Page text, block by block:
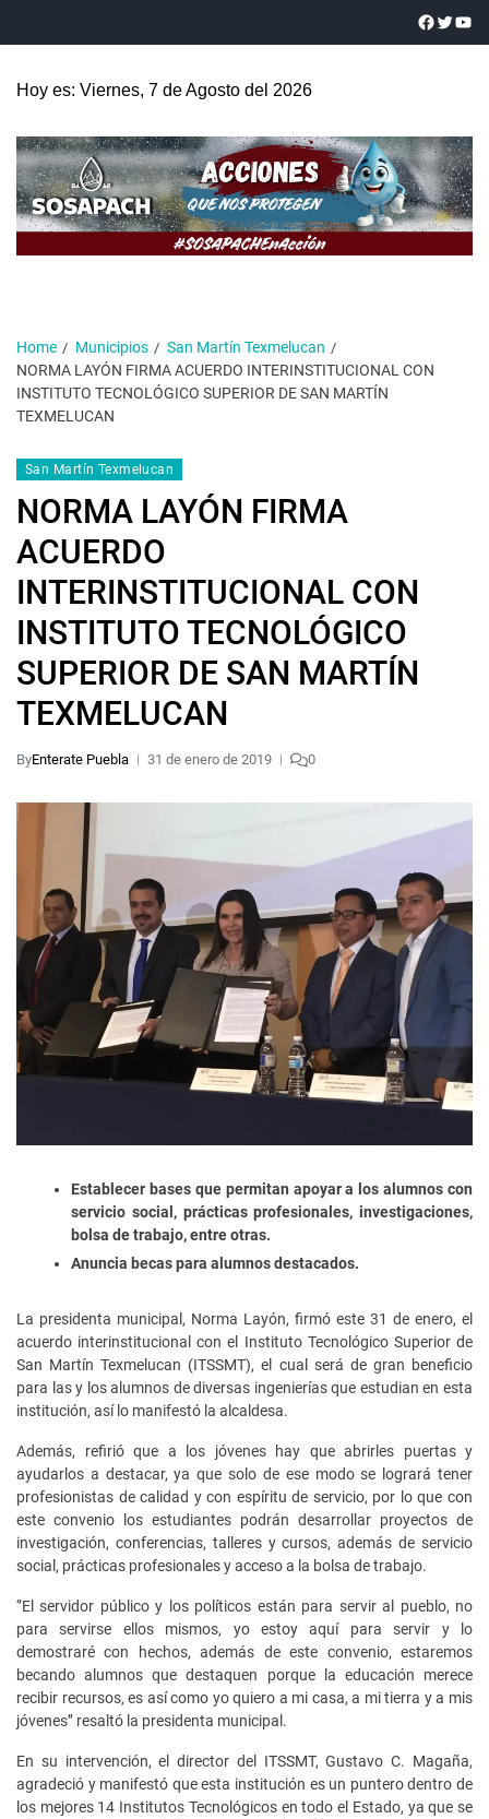
Hoy es: Viernes, 7 de Agosto del 2026
Home Municipios
San Martín Texmelucan
NORMA LAYÓN FIRMA ACUERDO INTERINSTITUCIONAL CON
INSTITUTO TECNOLÓGICO SUPERIOR DE SAN MARTÍN
TEXMELUCAN
San Martín Texmelucan
NORMA LAYÓN FIRMA
ACUERDO
INTERINSTITUCIONAL CON
INSTITUTO TECNOLÓGICO
SUPERIOR DE SAN MARTÍN
TEXMELUCAN
ByEnterate Puebla 31 de enero de 2019 0
Establecer bases que permitan apoyar a los alumnos con
servicio social, prácticas profesionales, investigaciones,
bolsa de trabajo, entre otras.
Anuncia becas para alumnos destacados.
La presidenta municipal, Norma Layón, firmó este 31 de enero, el
acuerdo interinstitucional con el Instituto Tecnológico Superior de
San Martín Texmelucan (ITSSMT), el cual será de gran beneficio
para las y los alumnos de diversas ingenierías que estudian en esta
institución, así lo manifestó la alcaldesa.
Además, refirió que a los jóvenes hay que abrirles puertas y
ayudarlos a destacar, ya que solo de ese modo se logrará tener
profesionistas de calidad y con espíritu de servicio, por lo que con
este convenio los estudiantes podrán desarrollar proyectos de
investigación, conferencias, talleres y cursos, además de servicio
social, prácticas profesionales y acceso a la bolsa de trabajo.
‘’El servidor público y los políticos están para servir al pueblo, no
para servirse ellos mismos, yo estoy aquí para servir y lo
demostraré con hechos, además de este convenio, estaremos
becando alumnos que destaquen porque la educación merece
recibir recursos, es así como yo quiero a mi casa, a mi tierra y a mis
jóvenes’’ resaltó la presidenta municipal.
En su intervención, el director del ITSSMT, Gustavo C. Magaña,
agradeció y manifestó que esta institución es un puntero dentro de
los mejores 14 Institutos Tecnológicos en todo el Estado, ya que se